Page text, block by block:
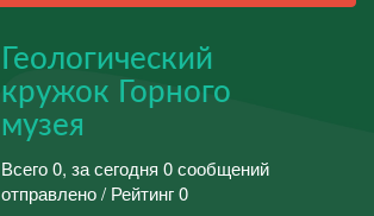
Геологический
кружок Горного
музея
Всего 0, за сегодня 0 сообщений
отправлено / Рейтинг 0